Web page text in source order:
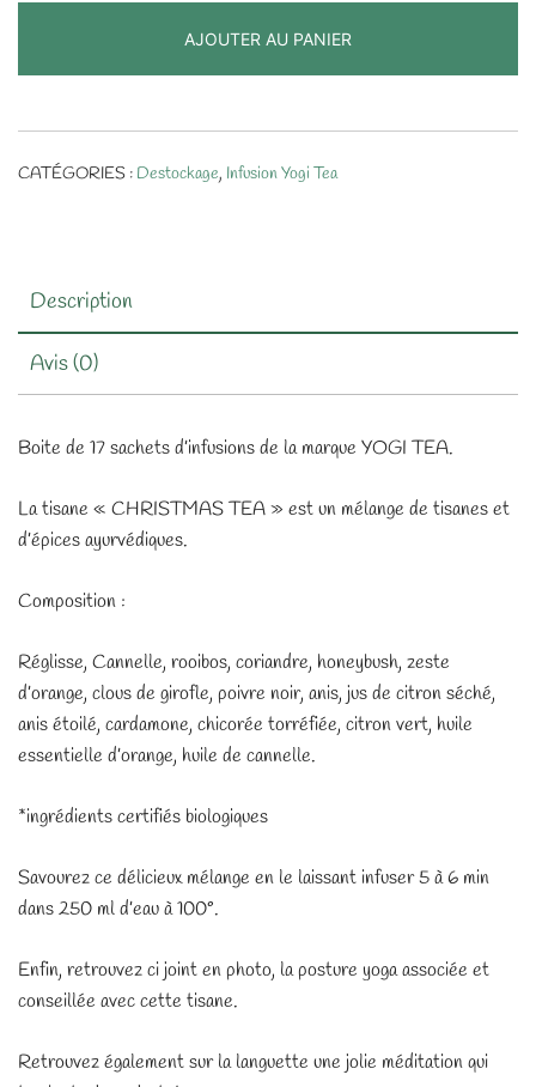
Tea
CHRISTMAS
Boite
de
AJOUTER AU PANIER
CATÉGORIES : Destockage, Infusion Yogi Tea
Description
Avis (0)
Boite de 17 sachets d’infusions de la marque YOGI TEA.
La tisane « CHRISTMAS TEA » est un mélange de tisanes et
d’épices ayurvédiques.
Composition :
Réglisse, Cannelle, rooibos, coriandre, honeybush, zeste
d’orange, clous de girofle, poivre noir, anis, jus de citron séché,
anis étoilé, cardamone, chicorée torréfiée, citron vert, huile
essentielle d’orange, huile de cannelle.
*ingrédients certifiés biologiques
Savourez ce délicieux mélange en le laissant infuser 5 à 6 min
dans 250 ml d’eau à 100°.
Enfin, retrouvez ci joint en photo, la posture yoga associée et
conseillée avec cette tisane.
Retrouvez également sur la languette une jolie méditation qui